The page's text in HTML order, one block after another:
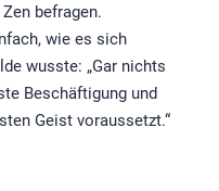
befragen.
wie es sich
wusste: „Gar nichts
Beschäftigung und
Geist voraussetzt.“